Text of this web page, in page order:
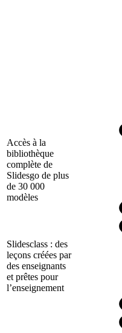
Accès à la
bibliothèque
complète de
Slidesgo de plus
de 30 000
modèles
Slidesclass : des
leçons créées par
des enseignants
et prêtes pour
l’enseignement